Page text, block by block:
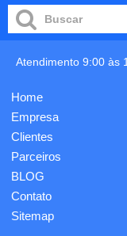
450 ml.
Food
grade.
135
Gravação
cor já
incluso.
Atendimento 9:00 às
Home
Empresa
Clientes
Parceiros
BLOG
Contato
Sitemap